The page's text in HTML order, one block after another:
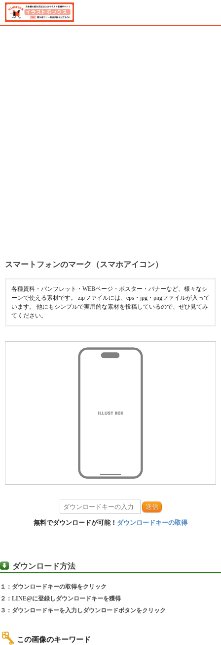
スマートフォンのマーク（スマホアイコン）
各種資料・パンフレット・WEBページ・ポスター・バナーなど、様々なシ
ーンで使える素材です。 zipファイルには、eps・jpg・pngファイルが入って
います。 他にもシンプルで実用的な素材を投稿しているので、ぜひ見てみ
てください。
送信
無料でダウンロードが可能！ ダウンロードキーの取得
ダウンロード方法
１：ダウンロードキーの取得をクリック
２：LINE@に登録しダウンロードキーを獲得
３：ダウンロードキーを入力しダウンロードボタンをクリック
この画像のキーワード